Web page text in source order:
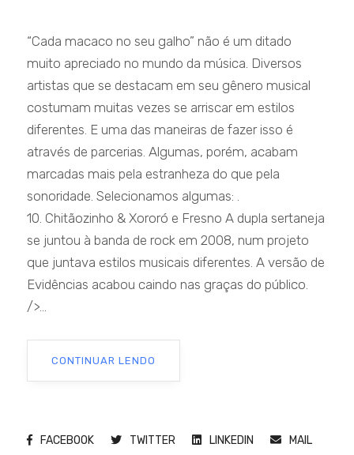
“Cada macaco no seu galho” não é um ditado
muito apreciado no mundo da música. Diversos
artistas que se destacam em seu gênero musical
costumam muitas vezes se arriscar em estilos
diferentes. E uma das maneiras de fazer isso é
através de parcerias. Algumas, porém, acabam
marcadas mais pela estranheza do que pela
sonoridade. Selecionamos algumas: .
10. Chitãozinho & Xororó e Fresno A dupla sertaneja
se juntou à banda de rock em 2008, num projeto
que juntava estilos musicais diferentes. A versão de
Evidências acabou caindo nas graças do público.
/>...
CONTINUAR LENDO
FACEBOOK TWITTER LINKEDIN MAIL